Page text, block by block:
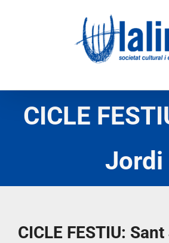
CICLE
Jordi
CICLE FESTIU: